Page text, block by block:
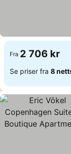
Fra 2 706 kr
Se priser fra 8